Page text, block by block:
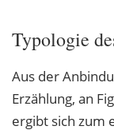
Typologie
Aus der
Erzählung, an
ergibt sich zum